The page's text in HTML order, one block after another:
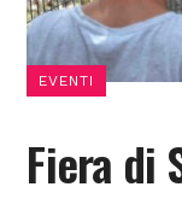
EVENTI
Fiera di